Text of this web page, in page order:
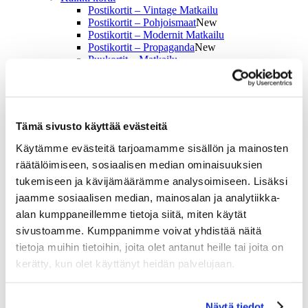
Tämä sivusto käyttää evästeitä
Käytämme evästeitä tarjoamamme sisällön ja mainosten
räätälöimiseen, sosiaalisen median ominaisuuksien
tukemiseen ja kävijämäärämme analysoimiseen. Lisäksi
jaamme sosiaalisen median, mainosalan ja analytiikka-
alan kumppaneillemme tietoja siitä, miten käytät
sivustoamme. Kumppanimme voivat yhdistää näitä
tietoja muihin tietoihin, joita olet antanut heille tai joita on
kerätty, kun olet käyttänyt heidän palvelujaan.
Postikortit – Vintage Matkailu
Postikortit – PohjoismaatNew
Postikortit – Modernit Matkailu
Postikortit – PropagandaNew
Puukortit – Matkailu
Muistikirjat
Tarjottimet & Tarjoilualustat
Magneetit & Avaimenperät
Lasinaluset & Mukit
Pelit
Palapelit & Pelit
Palapelit
Pelikortit
Muistipeli
Kirjat
Meistä
Näyttelystämme
Näyttely